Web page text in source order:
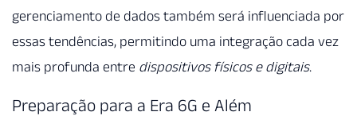
gerenciamento de dados também será influenciada por
essas tendências, permitindo uma integração cada vez
mais profunda entre dispositivos físicos e digitais.
Preparação para a Era 6G e Além